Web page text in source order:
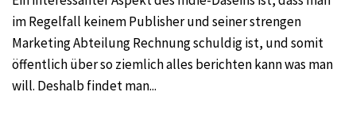
im Regelfall keinem Publisher und seiner strengen
Marketing Abteilung Rechnung schuldig ist, und somit
öffentlich über so ziemlich alles berichten kann was man
will. Deshalb findet man...